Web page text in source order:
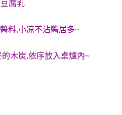
腐乳
料,小凉不沾醬居多~
的木炭,依序放入桌爐內~